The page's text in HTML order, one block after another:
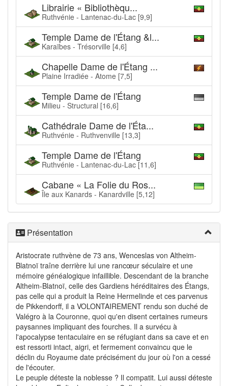
Librairie « Bibliothèqu...
Ruthvénie - Lantenac-du-Lac [9,9]
Temple Dame de l'Étang &l...
Karaïbes - Trésorville [4,6]
Chapelle Dame de l'Étang ...
Plaine Irradiée - Atome [7,5]
Temple Dame de l'Étang
Milieu - Structural [16,6]
Cathédrale Dame de l'Éta...
Ruthvénie - Ruthvenville [13,3]
Temple Dame de l'Étang
Ruthvénie - Lantenac-du-Lac [11,6]
Cabane « La Folie du Ros...
Île aux Kanards - Kanardville [5,12]
Présentation
Aristocrate ruthvène de 73 ans, Wenceslas von Altheim-
Blatnoï traîne derrière lui une rancœur séculaire et une
mémoire généalogique infaillible. Descendant de la branche
Altheim-Blatnoï, celle des Gardiens héréditaires des Étangs,
pas celle qui a produit la Reine Hermelinde et ces parvenus
de Pikkendorff, il a VOLONTAIREMENT rendu son duché de
Valégro à la Couronne, quoi qu'en disent certaines rumeurs
paysannes impliquant des fourches. Il a survécu à
l'apocalypse tentaculaire en se réfugiant dans sa cave et en
est ressorti intact, aigri, et fermement convaincu que le
déclin du Royaume date précisément du jour où l'on a cessé
de l'écouter.
Le peuple déteste la noblesse ? Il compatit. Lui aussi déteste